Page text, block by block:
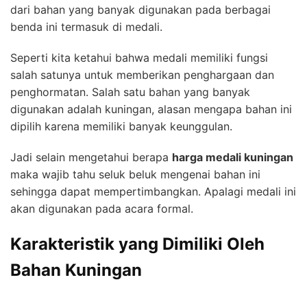
dari bahan yang banyak digunakan pada berbagai
benda ini termasuk di medali.
Seperti kita ketahui bahwa medali memiliki fungsi
salah satunya untuk memberikan penghargaan dan
penghormatan. Salah satu bahan yang banyak
digunakan adalah kuningan, alasan mengapa bahan ini
dipilih karena memiliki banyak keunggulan.
Jadi selain mengetahui berapa harga medali kuningan
maka wajib tahu seluk beluk mengenai bahan ini
sehingga dapat mempertimbangkan. Apalagi medali ini
akan digunakan pada acara formal.
Karakteristik yang Dimiliki Oleh
Bahan Kuningan